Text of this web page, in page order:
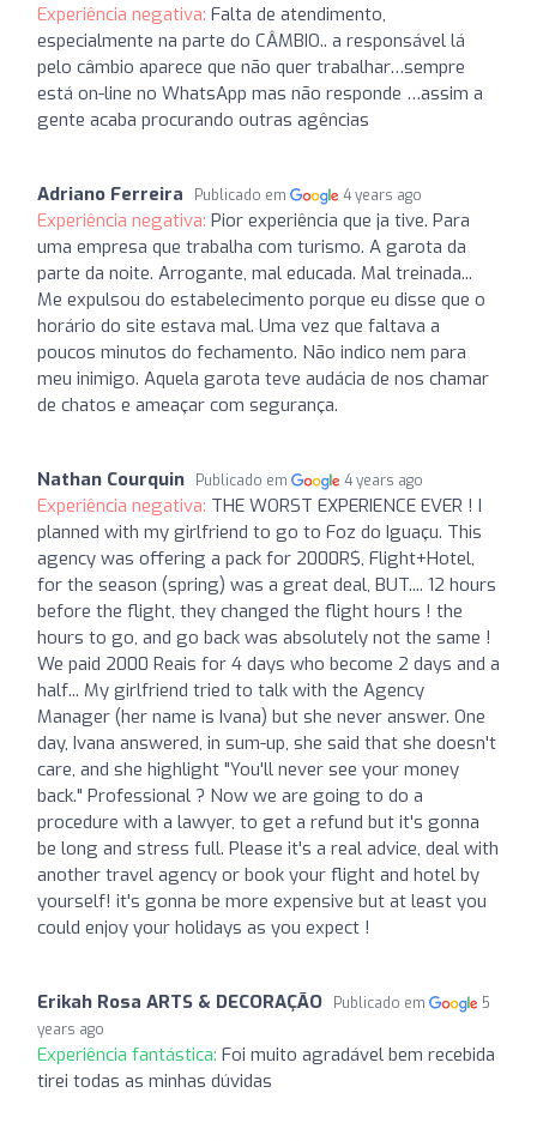
Experiência negativa: Falta de atendimento,
especialmente na parte do CÂMBIO.. a responsável lá
pelo câmbio aparece que não quer trabalhar…sempre
está on-line no WhatsApp mas não responde …assim a
gente acaba procurando outras agências
Adriano Ferreira Publicado em 4 years ago
Experiência negativa: Pior experiência que ja tive. Para
uma empresa que trabalha com turismo. A garota da
parte da noite. Arrogante, mal educada. Mal treinada...
Me expulsou do estabelecimento porque eu disse que o
horário do site estava mal. Uma vez que faltava a
poucos minutos do fechamento. Não indico nem para
meu inimigo. Aquela garota teve audácia de nos chamar
de chatos e ameaçar com segurança.
Nathan Courquin Publicado em 4 years ago
Experiência negativa: THE WORST EXPERIENCE EVER ! I
planned with my girlfriend to go to Foz do Iguaçu. This
agency was offering a pack for 2000R$, Flight+Hotel,
for the season (spring) was a great deal, BUT.... 12 hours
before the flight, they changed the flight hours ! the
hours to go, and go back was absolutely not the same !
We paid 2000 Reais for 4 days who become 2 days and a
half... My girlfriend tried to talk with the Agency
Manager (her name is Ivana) but she never answer. One
day, Ivana answered, in sum-up, she said that she doesn't
care, and she highlight "You'll never see your money
back." Professional ? Now we are going to do a
procedure with a lawyer, to get a refund but it's gonna
be long and stress full. Please it's a real advice, deal with
another travel agency or book your flight and hotel by
yourself! it's gonna be more expensive but at least you
could enjoy your holidays as you expect !
Erikah Rosa ARTS & DECORAÇÃO Publicado em
5
years ago
Experiência fantástica: Foi muito agradável bem recebida
tirei todas as minhas dúvidas